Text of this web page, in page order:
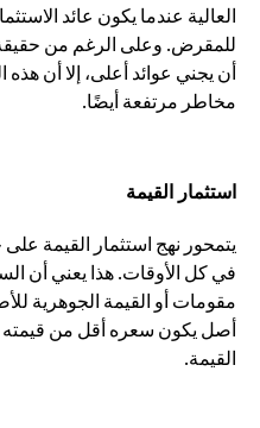
العالية عندما يكون عائد
للمقرض. وعلى الرغم من حقيقة
أن يجني عوائد أعلى، إلا أن هذه
مخاطر مرتفعة أيضًا.
استثمار القيمة
يتمحور نهج استثمار القيمة
في كل الأوقات. هذا يعني أن
مقومات أو القيمة الجوهرية
أصل يكون سعره أقل من قيمته
القيمة.